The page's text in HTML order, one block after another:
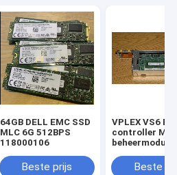
64GB DELL EMC SSD
MLC 6G 512BPS
118000106
Beste prijs
VPLEX VS6
controller
beheermodule
SSD 100-564-
Beste